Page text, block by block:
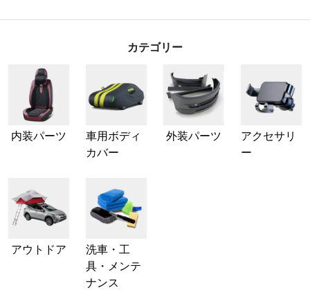
カテゴリー
内装パーツ
車用ボディ
カバー
外装パーツ
アクセサリ
ー
アウトドア
洗車・工
具・メンテ
ナンス